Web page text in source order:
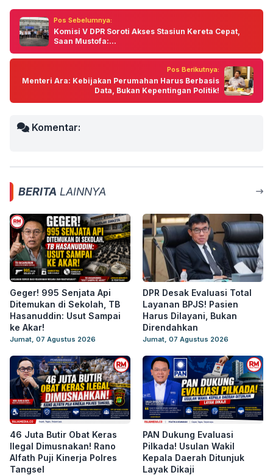
Pos Sebelumnya:
Komisi V DPR Soroti Akses Stasiun Kereta Cepat,
Saan Mustofa:...
Pos Berikutnya:
Menteri Ara: Kebijakan Perumahan Harus Berbasis
Data, Bukan Kepentingan Politik!
Komentar:
BERITA LAINNYA
Geger! 995 Senjata Api
Ditemukan di Sekolah, TB
Hasanuddin: Usut Sampai
ke Akar!
Jumat, 07 Agustus 2026
DPR Desak Evaluasi Total
Layanan BPJS! Pasien
Harus Dilayani, Bukan
Direndahkan
Jumat, 07 Agustus 2026
46 Juta Butir Obat Keras
Ilegal Dimusnakan! Rano
Alfath Puji Kinerja Polres
Tangsel
PAN Dukung Evaluasi
Pilkada! Usulan Wakil
Kepala Daerah Ditunjuk
Layak Dikaji